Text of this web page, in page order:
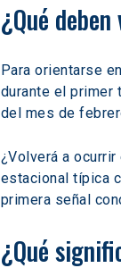
¿Qué
Para orientarse
durante el primer
del mes de
¿Volverá a
estacional típica
primera señal
¿Qué